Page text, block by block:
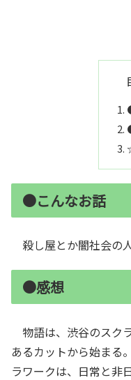
●こんなお話
殺し屋とか闇社会の
●感想
物語は、渋谷のスク
あるカットから始まる
ラワークは、日常と非